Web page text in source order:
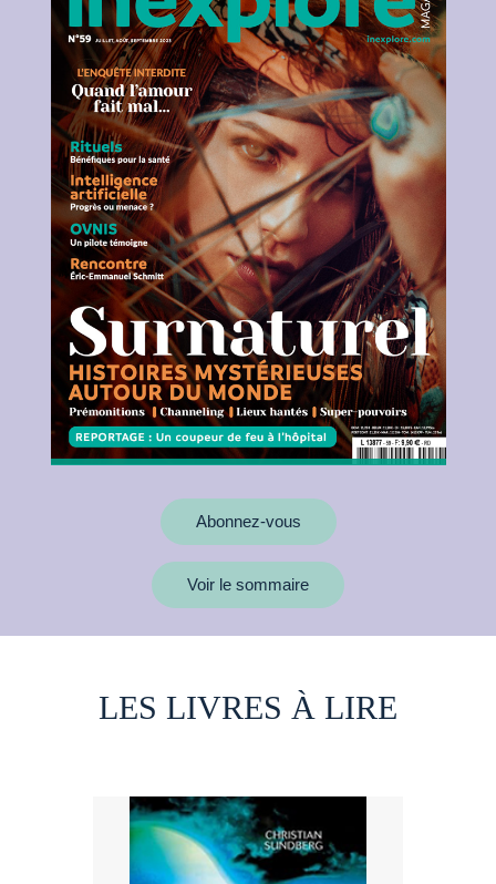
Abonnez-vous
Voir le sommaire
LES LIVRES À LIRE